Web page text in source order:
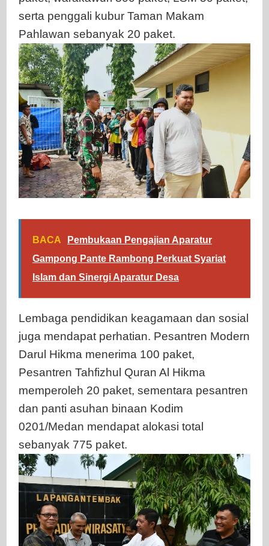
serta penggali kubur Taman Makam
Pahlawan sebanyak 20 paket.
BACA
Pembukaan Pengajian Aparatur
Gampong Pante Rambong Perkuat Syariat
Islam dan Sinergi Aparatur Desa
Lembaga pendidikan keagamaan dan sosial
juga mendapat perhatian. Pesantren Modern
Darul Hikma menerima 100 paket,
Pesantren Tahfizhul Quran Al Hikma
memperoleh 20 paket, sementara pesantren
dan panti asuhan binaan Kodim
0201/Medan mendapat alokasi total
sebanyak 775 paket.